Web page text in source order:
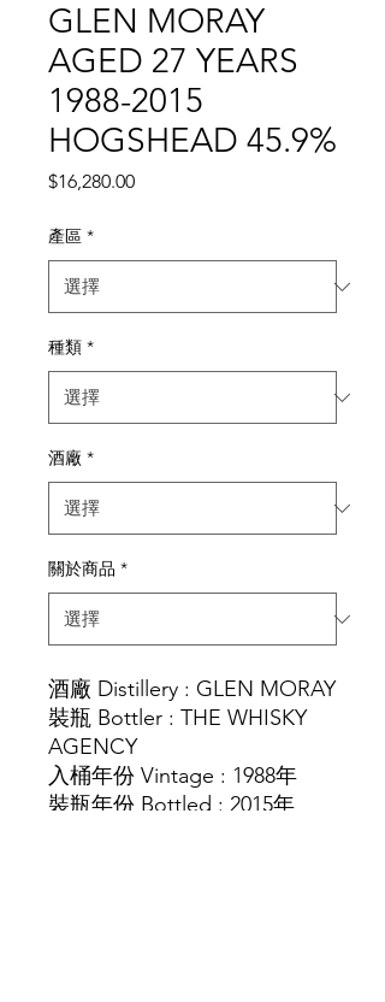
GLEN MORAY
AGED 27 YEARS
1988-2015
HOGSHEAD 45.9%
$16,280.00價
產區 *
種類 *
酒廠 *
關於商品 *
酒廠 Distillery : GLEN MORAY
裝瓶 Bottler : THE WHISKY
AGENCY
入桶年份 Vintage : 1988年
裝瓶年份 Bottled : 2015年